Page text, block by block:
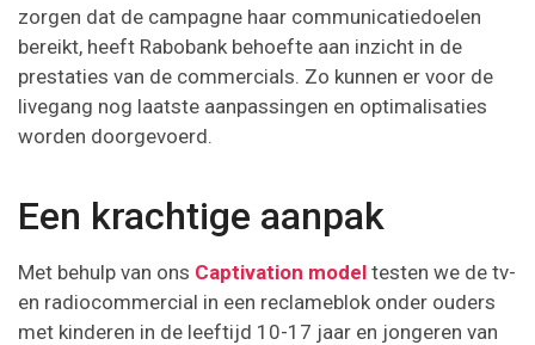
zorgen dat de campagne haar communicatiedoelen
bereikt, heeft Rabobank behoefte aan inzicht in de
prestaties van de commercials. Zo kunnen er voor de
livegang nog laatste aanpassingen en optimalisaties
worden doorgevoerd.
Een krachtige aanpak
Met behulp van ons Captivation model testen we de tv-
en radiocommercial in een reclameblok onder ouders
met kinderen in de leeftijd 10-17 jaar en jongeren van